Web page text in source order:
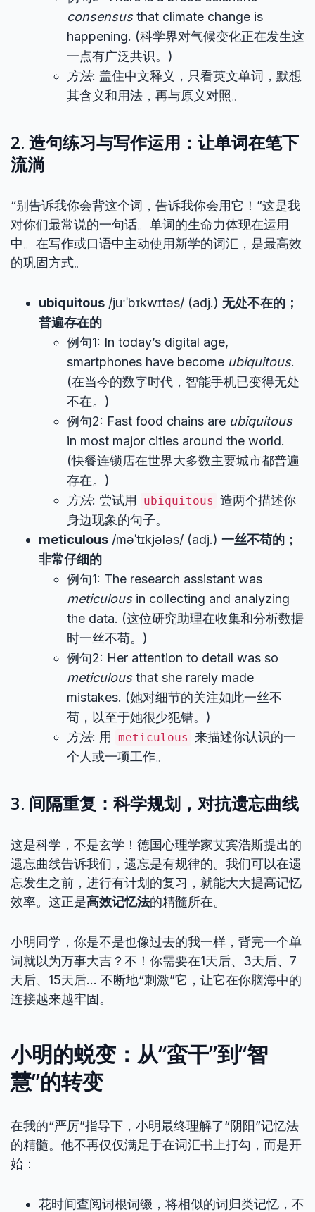
consensusthat climate change is
happening. (科学界对气候变化正在发生这
一点有广泛共识。)
方法: 盖住中文释义，只看英文单词，默想
其含义和用法，再与原义对照。
2. 造句练习与写作运用：让单词在笔下
流淌
“别告诉我你会背这个词，告诉我你会用它！”这是我
对你们最常说的一句话。单词的生命力体现在运用
中。在写作或口语中主动使用新学的词汇，是最高效
的巩固方式。
ubiquitous /juːˈbɪkwɪtəs/ (adj.) 无处不在的；
普遍存在的
例句1: In today’s digital age,
smartphones have become ubiquitous.
(在当今的数字时代，智能手机已变得无处
不在。)
例句2: Fast food chains are ubiquitous
in most major cities around the world.
(快餐连锁店在世界大多数主要城市都普遍
存在。)
方法: 尝试用 ubiquitous 造两个描述你
身边现象的句子。
meticulous /məˈtɪkjələs/ (adj.) 一丝不苟的；
非常仔细的
例句1: The research assistant was
meticulousin collecting and analyzing
the data. (这位研究助理在收集和分析数据
时一丝不苟。)
例句2: Her attention to detail was so
meticulousthat she rarely made
mistakes. (她对细节的关注如此一丝不
苟，以至于她很少犯错。)
方法: 用 meticulous 来描述你认识的一
个人或一项工作。
3. 间隔重复：科学规划，对抗遗忘曲线
这是科学，不是玄学！德国心理学家艾宾浩斯提出的
遗忘曲线告诉我们，遗忘是有规律的。我们可以在遗
忘发生之前，进行有计划的复习，就能大大提高记忆
效率。这正是高效记忆法的精髓所在。
小明同学，你是不是也像过去的我一样，背完一个单
词就以为万事大吉？不！你需要在1天后、3天后、7
天后、15天后… 不断地“刺激”它，让它在你脑海中的
连接越来越牢固。
小明的蜕变：从“蛮干”到“智
慧”的转变
在我的“严厉”指导下，小明最终理解了“阴阳”记忆法
的精髓。他不再仅仅满足于在词汇书上打勾，而是开
始：
花时间查阅词根词缀，将相似的词归类记忆，不